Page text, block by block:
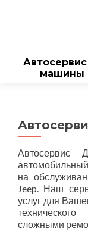
машины
Автосервис
на
Jeep. Наш
услуг для
сложными